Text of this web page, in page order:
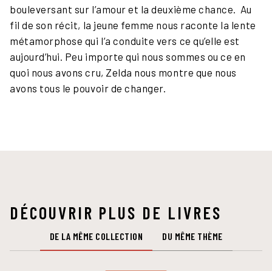
bouleversant sur l’amour et la deuxième chance. Au
fil de son récit, la jeune femme nous raconte la lente
métamorphose qui l’a conduite vers ce qu’elle est
aujourd’hui. Peu importe qui nous sommes ou ce en
quoi nous avons cru, Zelda nous montre que nous
avons tous le pouvoir de changer.
DÉCOUVRIR PLUS DE LIVRES
DE LA MÊME COLLECTION DU MÊME THÈME